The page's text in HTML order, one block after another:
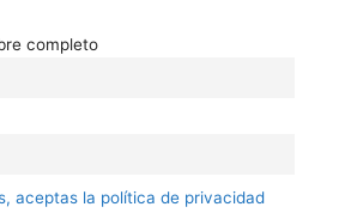
completo
aceptas la política de privacidad